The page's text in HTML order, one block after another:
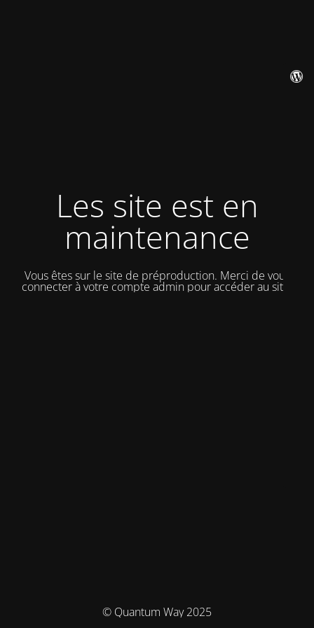
Les site est en
maintenance
Vous êtes sur le site de préproduction. Merci de vous
connecter à votre compte admin pour accéder au site.
© Quantum Way 2025